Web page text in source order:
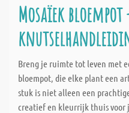
Mosaïek bloempot
Breng je ruimte tot leven met
bloempot, die elke plant een
stuk is niet alleen een
creatief en kleurrijk thuis voor